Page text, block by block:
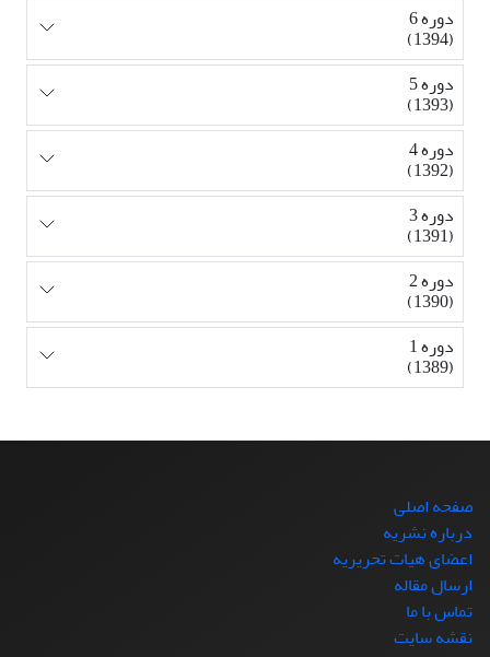
دوره 6
(1394)
دوره 5
(1393)
دوره 4
(1392)
دوره 3
(1391)
دوره 2
(1390)
دوره 1
(1389)
صفحه اصلی
درباره نشریه
اعضای هیات تحریریه
ارسال مقاله
تماس با ما
نقشه سایت